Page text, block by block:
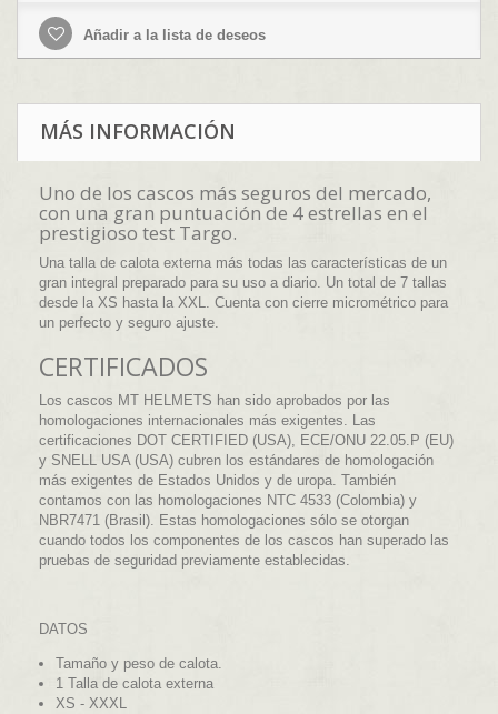
Añadir a la lista de deseos
MÁS INFORMACIÓN
Uno de los cascos más seguros del mercado,
con una gran puntuación de 4 estrellas en el
prestigioso test Targo.
Una talla de calota externa más todas las características de un
gran integral preparado para su uso a diario. Un total de 7 tallas
desde la XS hasta la XXL. Cuenta con cierre micrométrico para
un perfecto y seguro ajuste.
CERTIFICADOS
Los cascos MT HELMETS han sido aprobados por las
homologaciones internacionales más exigentes. Las
certificaciones DOT CERTIFIED (USA), ECE/ONU 22.05.P (EU)
y SNELL USA (USA) cubren los estándares de homologación
más exigentes de Estados Unidos y de uropa. También
contamos con las homologaciones NTC 4533 (Colombia) y
NBR7471 (Brasil). Estas homologaciones sólo se otorgan
cuando todos los componentes de los cascos han superado las
pruebas de seguridad previamente establecidas.
DATOS
Tamaño y peso de calota.
1 Talla de calota externa
XS - XXXL